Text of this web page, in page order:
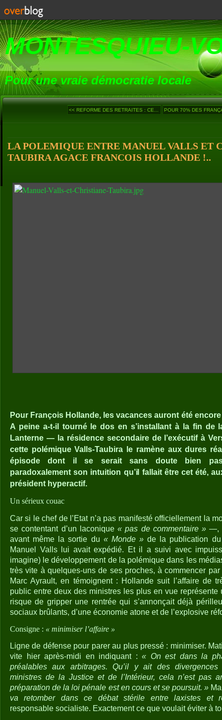
MONTESQUIEU-
Pour une vraie démocratie locale
<< REFORME DES RETRAITES : CE... POUR 70% DES
LA POLEMIQUE ENTRE MANUEL VALLS ET
TAUBIRA AGACE FRANCOIS HOLLANDE !..
Pour François Hollande, les vacances auront été
A peine a-t-il tourné le dos en s’installant à la fin de
Lanterne — la résidence secondaire de l’exécutif à
cette polémique Valls-Taubira le ramène aux dures
épisode dont il se serait sans doute bien
paradoxalement son intuition qu’il fallait être cet été,
président hyperactif.
Un sérieux couac
Car si le chef de l’Etat n’a pas manifesté officiellement la
se contentant d’un laconique« pas de commentaire » —,
avant même la sortie du « Monde » de la publication
Manuel Valls lui avait expédié. Et il a suivi avec
imagine) le développement de la polémique dans les
très vite à quelques-uns de ses proches, à commencer
Marc Ayrault, en témoignent : Hollande suit l’affaire de
public entre deux des ministres les plus en vue représente
risque de gripper une rentrée qui s’annonçait déjà
sociaux brûlants, d’une économie atone et de l’explosive
Consigne : « minimiser l’affaire »
Ligne de défense pour parer au plus pressé : minimiser.
vite hier après-midi en indiquant :« On est dans la
préalables aux arbitrages. Qu’il y ait des divergences
ministres de la Justice et de l’Intérieur, cela n’est pas
préparation de la loi pénale est en cours et se poursuit. »
va retomber dans ce débat stérile entre laxistes et
responsable socialiste. Exactement ce que voulait éviter à